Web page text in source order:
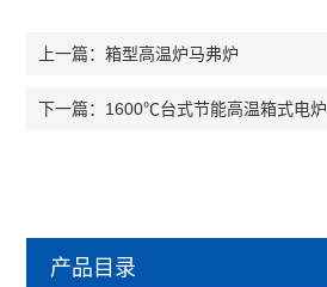
上一篇：箱型高温炉马弗炉
下一篇： 1600℃台式节能高温箱式电炉
产品目录